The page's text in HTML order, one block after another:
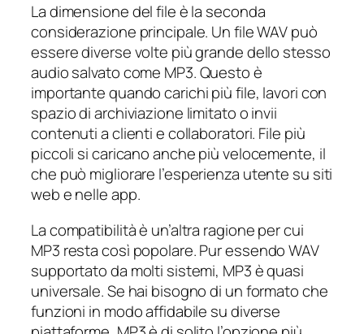
La dimensione del file è la seconda
considerazione principale. Un file WAV può
essere diverse volte più grande dello stesso
audio salvato come MP3. Questo è
importante quando carichi più file, lavori con
spazio di archiviazione limitato o invii
contenuti a clienti e collaboratori. File più
piccoli si caricano anche più velocemente, il
che può migliorare l’esperienza utente su siti
web e nelle app.
La compatibilità è un’altra ragione per cui
MP3 resta così popolare. Pur essendo WAV
supportato da molti sistemi, MP3 è quasi
universale. Se hai bisogno di un formato che
funzioni in modo affidabile su diverse